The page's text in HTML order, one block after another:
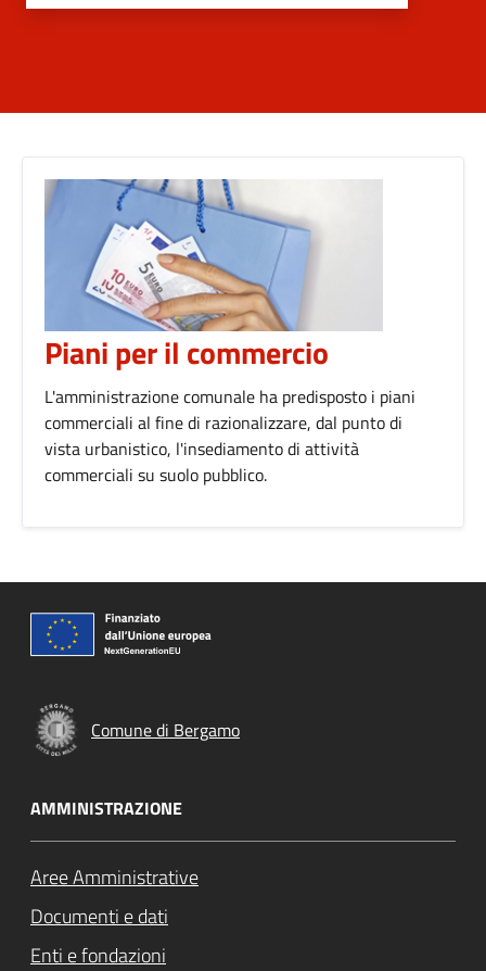
Piani per il commercio
L'amministrazione comunale ha predisposto i piani
commerciali al fine di razionalizzare, dal punto di
vista urbanistico, l'insediamento di attività
commerciali su suolo pubblico.
Comune di Bergamo
AMMINISTRAZIONE
Aree Amministrative
Documenti e dati
Enti e fondazioni